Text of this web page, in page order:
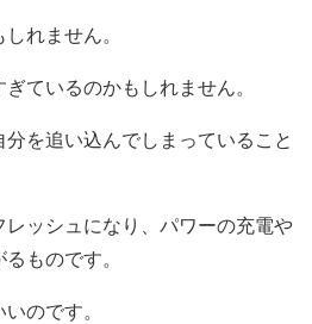
れません。
ているのかもしれません。
を追い込んでしまっていること
ッシュになり、パワーの充電や
ものです。
のです。